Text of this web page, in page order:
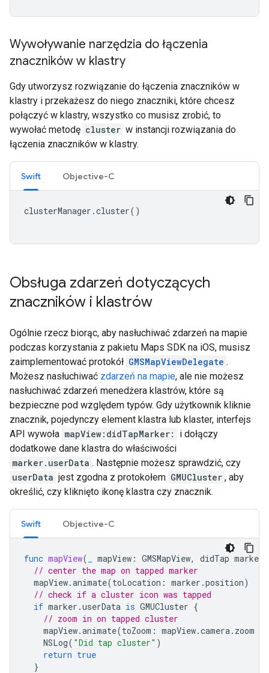
Wywoływanie narzędzia do łączenia
znaczników w klastry
Gdy utworzysz rozwiązanie do łączenia znaczników w
klastry i przekażesz do niego znaczniki, które chcesz
połączyć w klastry, wszystko co musisz zrobić, to
wywołać metodę cluster w instancji rozwiązania do
łączenia znaczników w klastry.
Swift Objective-C
clusterManager .cluster()
Obsługa zdarzeń dotyczących
znaczników i klastrów
Ogólnie rzecz biorąc, aby nasłuchiwać zdarzeń na mapie
podczas korzystania z pakietu Maps SDK na iOS, musisz
zaimplementować protokół GMSMapViewDelegate .
Możesz nasłuchiwać zdarzeń na mapie, ale nie możesz
nasłuchiwać zdarzeń menedżera klastrów, które są
bezpieczne pod względem typów. Gdy użytkownik kliknie
znacznik, pojedynczy element klastra lub klaster, interfejs
API wywoła mapView:didTapMarker:
i dołączy
dodatkowe dane klastra do właściwości
marker.userData . Następnie możesz sprawdzić, czy
userData jest zgodna z protokołem GMUCluster , aby
określić, czy kliknięto ikonę klastra czy znacznik.
Swift Objective-C
func mapView( mapView : GMSMapView, didTap marker
// center the map on tapped marker
mapView.animate(toLocation : marker .position)
// check if a cluster icon was tapped
if marker .userData is GMUCluster {
// zoom in on tapped cluster
mapView.animate(toZoom : mapView.camera . zoom
NSLog( "Did tap cluster" )
return true
}